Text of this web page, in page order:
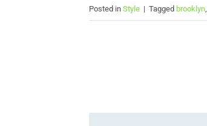
Posted in Style | Tagged brooklyn,